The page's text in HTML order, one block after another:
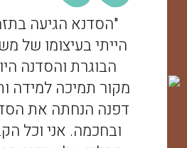
"הסדנא הגיעה
הייתי בעיצומו של
הבוגרת והסדנה
מקור תמיכה למידה
דפנה הנחתה את
ובחכמה. אני וכל